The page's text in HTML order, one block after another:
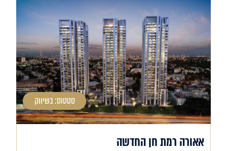
סטטוס: בשיווק
אאורה רמת חן החדשה